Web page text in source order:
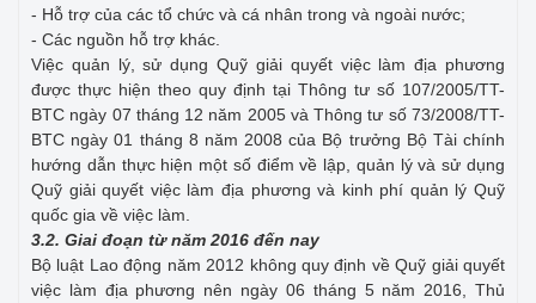
- Hỗ trợ của các tổ chức và cá nhân trong và ngoài nước;
- Các nguồn hỗ trợ khác.
Việc quản lý, sử dụng Quỹ giải quyết việc làm địa phương
được thực hiện theo quy định tại Thông tư số 107/2005/TT-
BTC ngày 07 tháng 12 năm 2005 và Thông tư số 73/2008/TT-
BTC ngày 01 tháng 8 năm 2008 của Bộ trưởng Bộ Tài chính
hướng dẫn thực hiện một số điểm về lập, quản lý và sử dụng
Quỹ giải quyết việc làm địa phương và kinh phí quản lý Quỹ
quốc gia về việc làm.
3.2. Giai đoạn từ năm 2016 đến nay
Bộ luật Lao động năm 2012 không quy định về Quỹ giải quyết
việc làm địa phương nên ngày 06 tháng 5 năm 2016, Thủ